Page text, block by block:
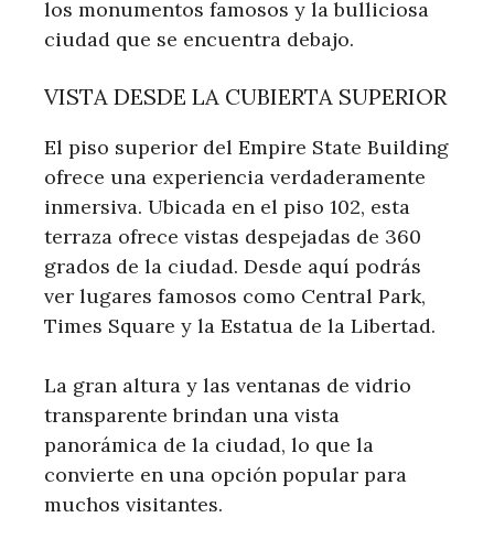
los monumentos famosos y la bulliciosa
ciudad que se encuentra debajo.
VISTA DESDE LA CUBIERTA SUPERIOR
El piso superior del Empire State Building
ofrece una experiencia verdaderamente
inmersiva. Ubicada en el piso 102, esta
terraza ofrece vistas despejadas de 360 ​​
grados de la ciudad. Desde aquí podrás
ver lugares famosos como Central Park,
Times Square y la Estatua de la Libertad.
La gran altura y las ventanas de vidrio
transparente brindan una vista
panorámica de la ciudad, lo que la
convierte en una opción popular para
muchos visitantes.